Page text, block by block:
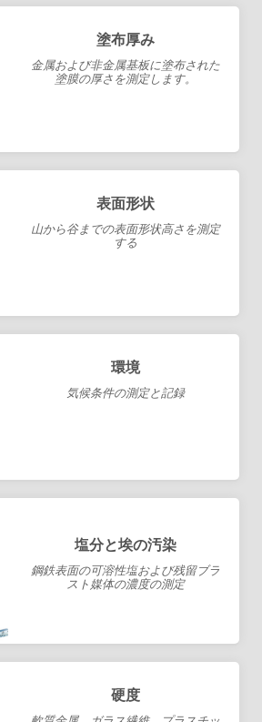
塗布厚み
金属および非金属基板に塗布された
塗膜の厚さを測定します。
表面形状
山から谷までの表面形状高さを測定
する
環境
気候条件の測定と記録
塩分と埃の汚染
鋼鉄表面の可溶性塩および残留ブラ
スト媒体の濃度の測定
硬度